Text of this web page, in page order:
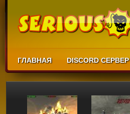
ГЛАВНАЯ DISCORD СЕРВЕР